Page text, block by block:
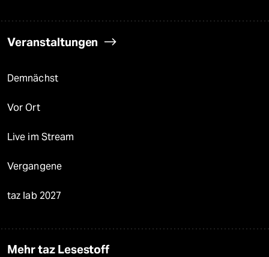
Veranstaltungen
Demnächst
Vor Ort
Live im Stream
Vergangene
taz lab 2027
Mehr taz Lesestoff